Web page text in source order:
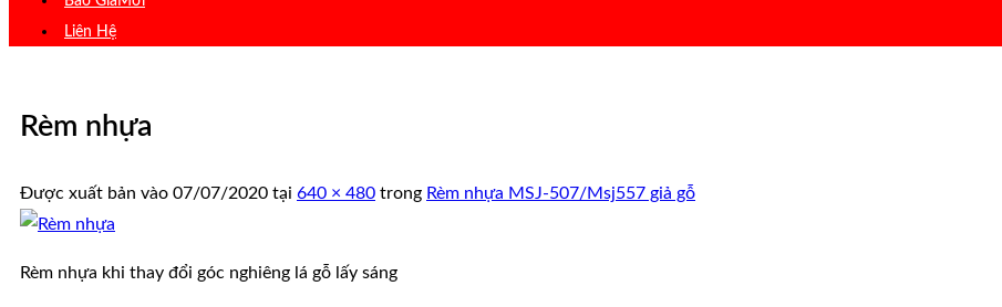
Liên Hệ
Rèm nhựa
Được xuất bản vào 07/07/2020 tại 640 × 480 trong Rèm nhựa MSJ-507/Msj557 giả gỗ
Rèm nhựa khi thay đổi góc nghiêng lá gỗ lấy sáng